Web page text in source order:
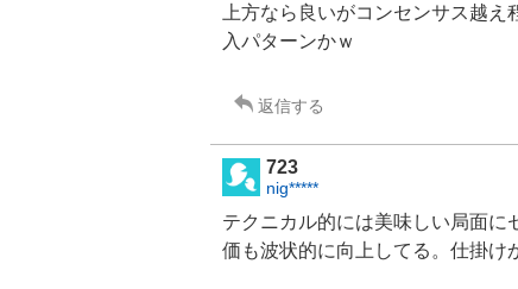
上方なら良いがコンセンサス越
入パターンかｗ
返信する
723
nig*****
テクニカル的には美味しい局面に
価も波状的に向上してる。仕掛け